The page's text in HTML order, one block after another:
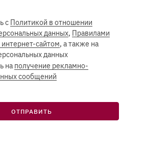
с Политикой в отношении
данных, Правилами
сайтом, а также на
данных
на получение рекламно-
сообщений
ОТПРАВИТЬ